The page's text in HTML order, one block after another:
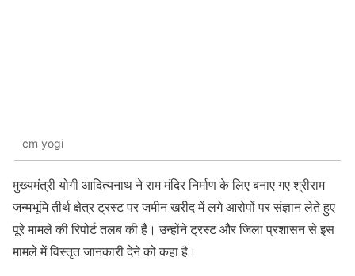
cm yogi
मुख्यमंत्री योगी आदित्यनाथ ने राम मंदिर निर्माण के लिए बनाए गए श्रीराम
जन्मभूमि तीर्थ क्षेत्र ट्रस्ट पर जमीन खरीद में लगे आरोपों पर संज्ञान लेते हुए
पूरे मामले की रिपोर्ट तलब की है। उन्होंने ट्रस्ट और जिला प्रशासन से इस
मामले में विस्तृत जानकारी देने को कहा है।